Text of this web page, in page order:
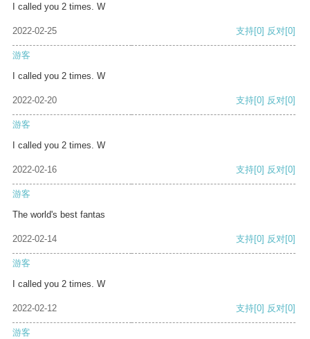
I called you 2 times. W
2022-02-25 支持[0] 反对[0]
游客
I called you 2 times. W
2022-02-20 支持[0] 反对[0]
游客
I called you 2 times. W
2022-02-16 支持[0] 反对[0]
游客
The world's best fantas
2022-02-14 支持[0] 反对[0]
游客
I called you 2 times. W
2022-02-12 支持[0] 反对[0]
游客